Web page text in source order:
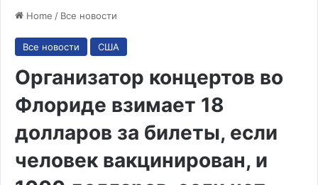
Home / Все новости
Все новости США
Организатор концертов во
Флориде взимает 18
долларов за билеты, если
человек вакцинирован, и